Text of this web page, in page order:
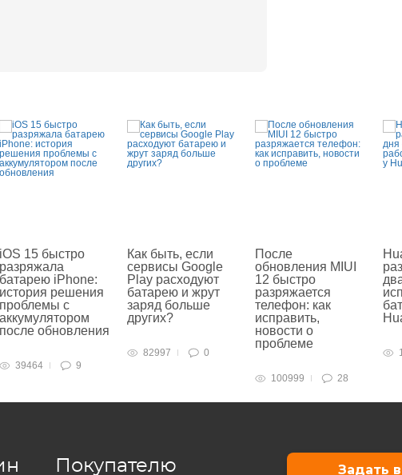
iOS 15 быстро
разряжала
батарею iPhone:
история решения
проблемы с
аккумулятором
после обновления
39464 9
Как быть, если
сервисы Google
Play расходуют
батарею и жрут
заряд больше
других?
82997 0
После
обновления MIUI
12 быстро
разряжается
телефон: как
исправить,
новости о
проблеме
100999 28
Покупателю Задать